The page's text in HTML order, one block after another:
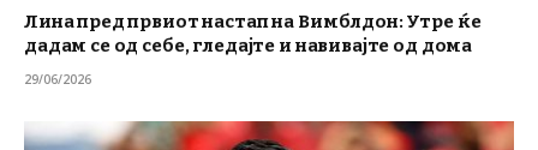
Лина пред првиот настап на Вимблдон: Утре ќе
дадам се од себе, гледајте и навивајте од дома
29/06/2026